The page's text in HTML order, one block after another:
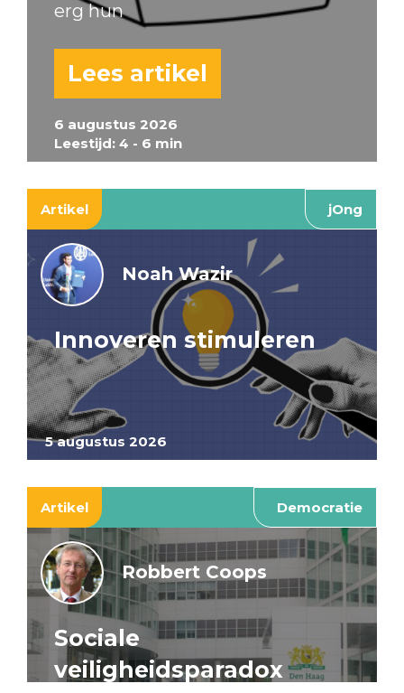
6 augustus 2026
Leestijd: 4 - 6 min
erg hun
Lees artikel
Artikel jOng
5 augustus 2026
Noah Wazir
Innoveren stimuleren
Artikel Democratie
Robbert Coops
Sociale
veiligheidsparadox